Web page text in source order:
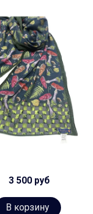
3 500 руб
В корзину